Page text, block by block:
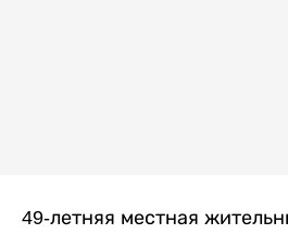
49-летняя местная